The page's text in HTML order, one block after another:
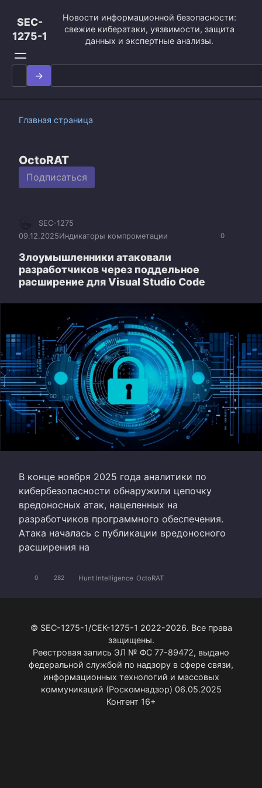
контенту
SEC-
1275-1
Новости информационной безопасности:
свежие кибератаки, уязвимости, защита
данных и экспертные анализы.
Search
for:
Главная страница
OctoRAT
Подписаться
0
SEC-1275
09.12.2025Индикаторы компрометации
Злоумышленники атаковали
разработчиков через поддельное
расширение для Visual Studio Code
В конце ноября 2025 года аналитики по
кибербезопасности обнаружили цепочку
вредоносных атак, нацеленных на
разработчиков программного обеспечения.
Атака началась с публикации вредоносного
расширения на
0 282 Hunt Intelligence OctoRAT
© SEC-1275-1/СЕК-1275-1 2022-2026. Все права
защищены.
Реестровая запись ЭЛ № ФС 77-89472, выдано
федеральной службой по надзору в сфере связи,
информационных технологий и массовых
коммуникаций (Роскомнадзор) 06.05.2025
Контент 16+